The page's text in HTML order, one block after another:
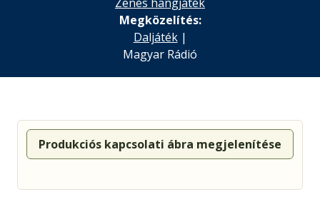
Megközelítés:
Daljáték|
Magyar Rádió
Produkciós kapcsolati ábra megjelenítése